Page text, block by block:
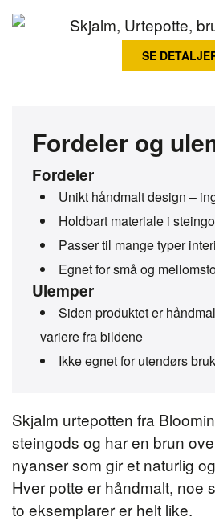
Skjalm urtepotten fra
steingods og har en brun
nyanser som gir et naturlig
Hver potte er håndmalt, noe
to eksemplarer er helt like.
Fordeler og
Fordeler
Unikt håndmalt design –
Holdbart materiale i
Passer til mange typer
Egnet for små og
Ulemper
Siden produktet er
variere fra bildene
Ikke egnet for utendørs
SE